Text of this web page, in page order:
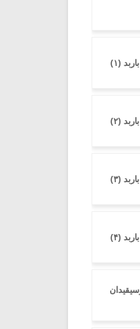
(۱)
(۲)
(۳)
(۴)